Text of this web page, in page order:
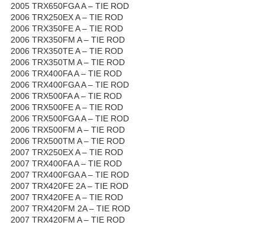
2005 TRX650FGA A – TIE ROD
2006 TRX250EX A – TIE ROD
2006 TRX350FE A – TIE ROD
2006 TRX350FM A – TIE ROD
2006 TRX350TE A – TIE ROD
2006 TRX350TM A – TIE ROD
2006 TRX400FA A – TIE ROD
2006 TRX400FGA A – TIE ROD
2006 TRX500FA A – TIE ROD
2006 TRX500FE A – TIE ROD
2006 TRX500FGA A – TIE ROD
2006 TRX500FM A – TIE ROD
2006 TRX500TM A – TIE ROD
2007 TRX250EX A – TIE ROD
2007 TRX400FA A – TIE ROD
2007 TRX400FGA A – TIE ROD
2007 TRX420FE 2A – TIE ROD
2007 TRX420FE A – TIE ROD
2007 TRX420FM 2A – TIE ROD
2007 TRX420FM A – TIE ROD